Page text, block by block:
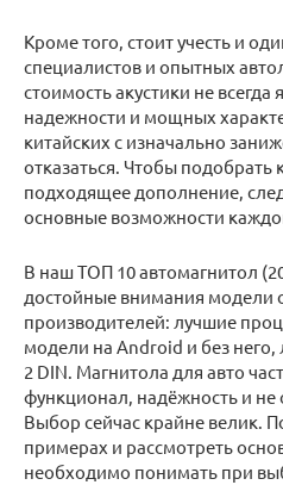
Кроме того, стоит учесть и
специалистов и опытных
стоимость акустики не всегда
надежности и мощных
китайских с изначально
отказаться. Чтобы подобрать
подходящее дополнение,
основные возможности
В наш ТОП 10 автомагнитол
достойные внимания модели
производителей: лучшие
модели на Android и без
2 DIN. Магнитола для авто
функционал, надёжность и не
Выбор сейчас крайне велик.
примерах и рассмотреть
необходимо понимать при